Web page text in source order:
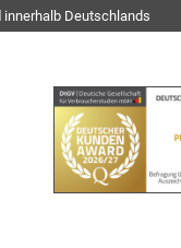
innerhalb Deutschlands